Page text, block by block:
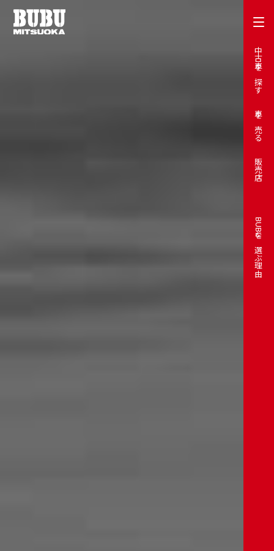
中古車を探す
車を売る
販売店
BUBUを選ぶ理由